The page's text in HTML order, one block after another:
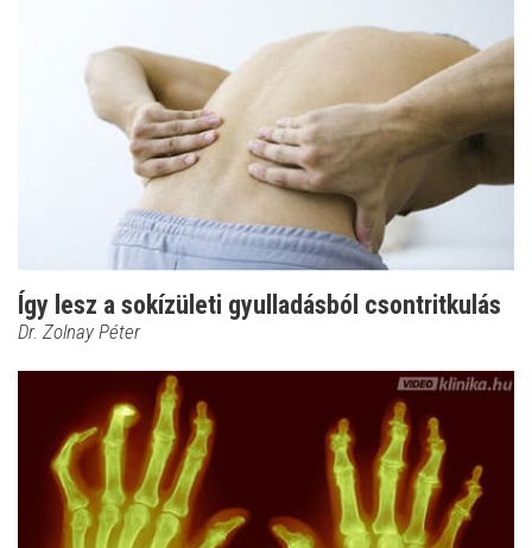
Így lesz a sokízületi gyulladásból csontritkulás
Dr. Zolnay Péter